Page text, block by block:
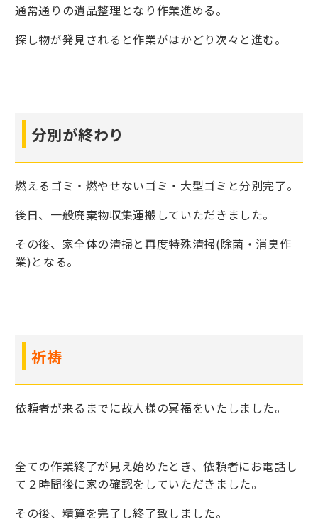
通常通りの遺品整理となり作業進める。
探し物が発見されると作業がはかどり次々と進む。
分別が終わり
燃えるゴミ・燃やせないゴミ・大型ゴミと分別完了。
後日、一般廃棄物収集運搬していただきました。
その後、家全体の清掃と再度特殊清掃(除菌・消臭作
業)となる。
祈祷
依頼者が来るまでに故人様の冥福をいたしました。
全ての作業終了が見え始めたとき、依頼者にお電話し
て２時間後に家の確認をしていただきました。
その後、精算を完了し終了致しました。